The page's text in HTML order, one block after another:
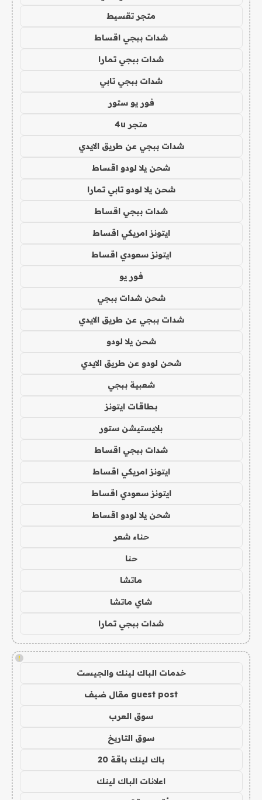
متجر تقسيط
شدات ببجي اقساط
شدات ببجي تمارا
شدات ببجي تابي
فور يو ستور
متجر 4u
شدات ببجي عن طريق الايدي
شحن يلا لودو اقساط
شحن يلا لودو تابي تمارا
شدات ببجي اقساط
ايتونز امريكي اقساط
ايتونز سعودي اقساط
فور يو
شحن شدات ببجي
شدات ببجي عن طريق الايدي
شحن يلا لودو
شحن لودو عن طريق الايدي
شعبية ببجي
بطاقات ايتونز
بلايستيشن ستور
شدات ببجي اقساط
ايتونز امريكي اقساط
ايتونز سعودي اقساط
شحن يلا لودو اقساط
حناء شعر
حنا
ماتشا
شاي ماتشا
شدات ببجي تمارا
!
خدمات الباك لينك والجيست
guest post مقال ضيف
سوق العرب
سوق التاريخ
باك لينك باقة 20
اعلانات الباك لينك